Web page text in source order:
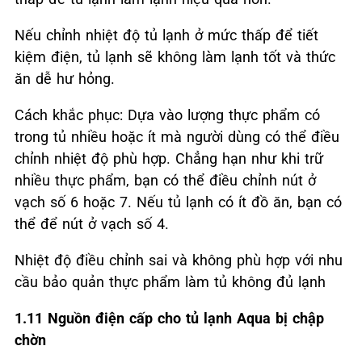
Nếu chỉnh nhiệt độ tủ lạnh ở mức thấp để tiết
kiệm điện, tủ lạnh sẽ không làm lạnh tốt và thức
ăn dễ hư hỏng.
Cách khắc phục: Dựa vào lượng thực phẩm có
trong tủ nhiều hoặc ít mà người dùng có thể điều
chỉnh nhiệt độ phù hợp. Chẳng hạn như khi trữ
nhiều thực phẩm, bạn có thể điều chỉnh nút ở
vạch số 6 hoặc 7. Nếu tủ lạnh có ít đồ ăn, bạn có
thể để nút ở vạch số 4.
Nhiệt độ điều chỉnh sai và không phù hợp với nhu
cầu bảo quản thực phẩm làm tủ không đủ lạnh
1.11 Nguồn điện cấp cho tủ lạnh Aqua bị chập
chờn